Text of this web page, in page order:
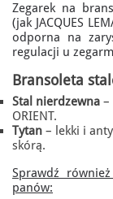
Zegarek na
(jak JACQUES
odporna na
regulacji u
Bransoleta
Stal nierdzewna –
ORIENT.
Tytan – lekki i
skórą.
Sprawdź
panów: